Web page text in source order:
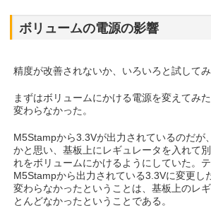
ボリュームの電源の影響
精度が改善されないか、いろいろと試してみ
まずはボリュームにかける電源を変えてみ
変わらなかった。
M5Stampから3.3Vが出力されているのだが
かと思い、基板上にレギュレータを入れて
れをボリュームにかけるようにしていた。
M5Stampから出力されている3.3Vに変更し
変わらなかったということは、基板上のレ
とんどなかったということである。